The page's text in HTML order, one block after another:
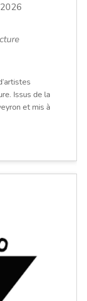
2026
Issus de la
et mis à